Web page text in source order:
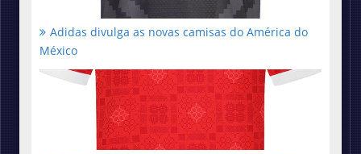
Adidas divulga as novas camisas do América do
México